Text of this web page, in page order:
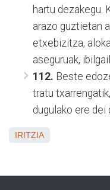
hartu dezakegu.
arazo guztietan
etxebizitza,
aseguruak,
112. Beste
tratu
dugulako ere dei
IRITZIA